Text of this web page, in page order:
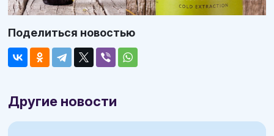
Поделиться новостью
Другие новости